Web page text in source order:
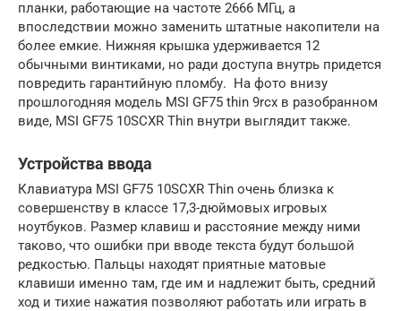
планки, работающие на частоте 2666 МГц, а
впоследствии можно заменить штатные накопители на
более емкие. Нижняя крышка удерживается 12
обычными винтиками, но ради доступа внутрь придется
повредить гарантийную пломбу. На фото внизу
прошлогодняя модель MSI GF75 thin 9rcx в разобранном
виде, MSI GF75 10SCXR Thin внутри выглядит также.
Устройства ввода
Клавиатура MSI GF75 10SCXR Thin очень близка к
совершенству в классе 17,3-дюймовых игровых
ноутбуков. Размер клавиш и расстояние между ними
таково, что ошибки при вводе текста будут большой
редкостью. Пальцы находят приятные матовые
клавиши именно там, где им и надлежит быть, средний
ход и тихие нажатия позволяют работать или играть в